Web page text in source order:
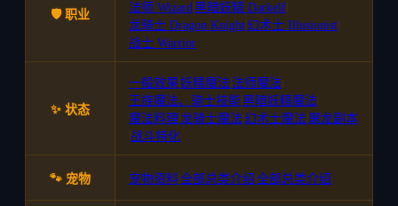
🛡️ 职业 法师 Wizard黑暗妖精 Darkelf
龙骑士 Dragon Knight幻术士 Illusionist
战士 Warrior
✨ 状态
一般效果妖精魔法 法师魔法
王族魔法、骑士技能黑暗妖精魔法
魔法料理 龙骑士魔法幻术士魔法 屠龙副本
战斗特化
🐾 宠物 宠物资料全部总类介绍 全部总类介绍